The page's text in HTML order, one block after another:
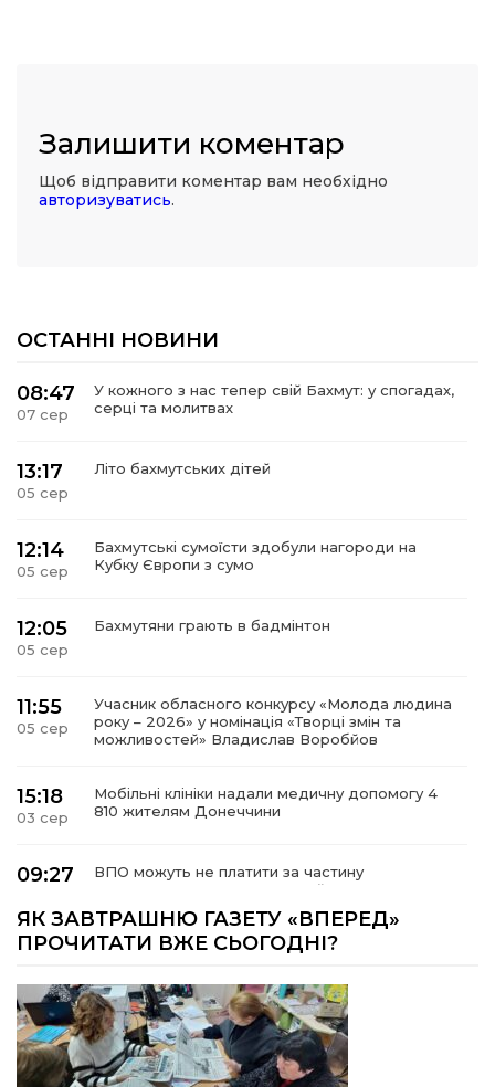
Залишити коментар
Щоб відправити коментар вам необхідно
авторизуватись.
ОСТАННІ НОВИНИ
08:47
07 сер
У кожного з нас тепер свій Бахмут: у спогадах,
серці та молитвах
13:17
05 сер
Літо бахмутських дітей
12:14
05 сер
Бахмутські сумоїсти здобули нагороди на
Кубку Європи з сумо
12:05
05 сер
Бахмутяни грають в бадмінтон
11:55
05 сер
Учасник обласного конкурсу «Молода людина
року – 2026» у номінація «Творці змін та
можливостей» Владислав Воробйов
15:18
03 сер
Мобільні клініки надали медичну допомогу 4
810 жителям Донеччини
09:27
ВПО можуть не платити за частину
комунальних послуг: про що йдеться
14:12
Досі ВПО? Юристка розповіла, коли
внутрішньо переміщеної особи
14:04
01 сер
Учасниця обласного конкурсу «Молода
людина року – 2026» у номінації «Пульс життя»
Аліна Кулик
ЯК ЗАВТРАШНЮ ГАЗЕТУ «ВПЕРЕД»
ПРОЧИТАТИ ВЖЕ СЬОГОДНІ?